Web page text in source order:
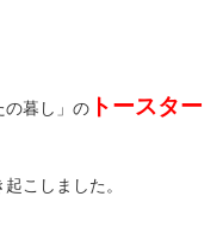
の暮し」の トースター
こしました。